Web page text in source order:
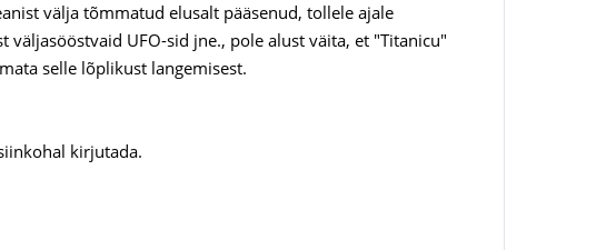
välja tõmmatud elusalt pääsenud, tollele ajale
UFO-sid jne., pole alust väita, et "Titanicu"
selle lõplikust langemisest.
kirjutada.